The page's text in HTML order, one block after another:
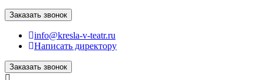
Заказать звонок
info@kresla-v-teatr.ru
Написать директору
Заказать звонок